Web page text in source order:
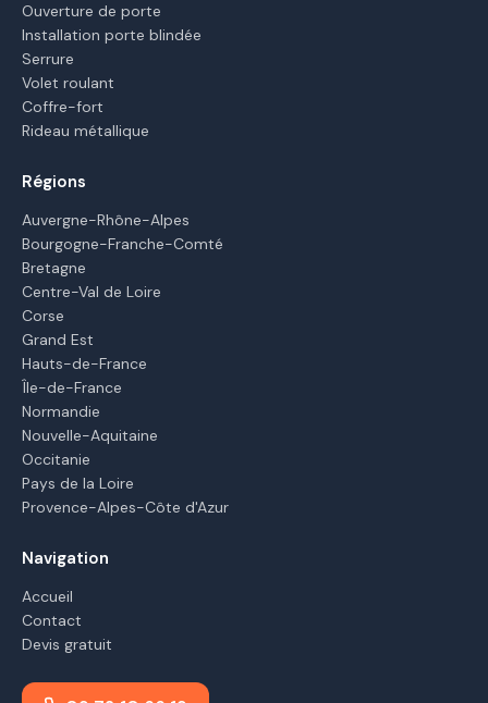
Ouverture de porte
Installation porte blindée
Serrure
Volet roulant
Coffre-fort
Rideau métallique
Régions
Auvergne-Rhône-Alpes
Bourgogne-Franche-Comté
Bretagne
Centre-Val de Loire
Corse
Grand Est
Hauts-de-France
Île-de-France
Normandie
Nouvelle-Aquitaine
Occitanie
Pays de la Loire
Provence-Alpes-Côte d'Azur
Navigation
Accueil
Contact
Devis gratuit